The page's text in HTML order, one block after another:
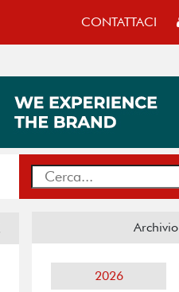
CONTATTACI
Archivio
2026